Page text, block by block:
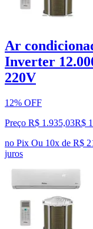
Ar
Inverter
220V
12% OFF
Preço R$ 1.935,03R$
no Pix Ou 10x de R$
juros